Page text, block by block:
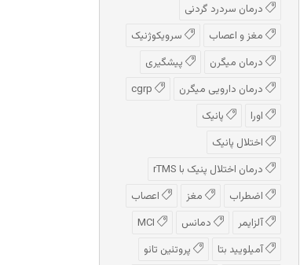
درمان سردرد گردنی
مغز و اعصاب
سرویکوژنیک
درمان میگرن
پیشگیری
درمان دارویی میگرن
اورا
پانیک
اختلال پانیک
درمان اختلال پنیک با rTMS
اضطراب
مغز
اعصاب
آلزایمر
دمانس
آمیلویید بتا
پروتئین تائو